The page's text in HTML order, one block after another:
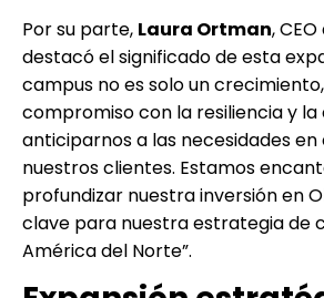
Por su parte, Laura Ortman,
destacó el significado de esta
campus no es solo un
compromiso con la resiliencia y
anticiparnos a las necesidades en
nuestros clientes. Estamos
profundizar nuestra inversión en
clave para nuestra estrategia de
América del Norte”.